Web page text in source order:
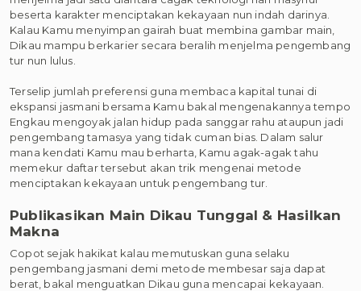
beserta karakter menciptakan kekayaan nun indah darinya.
Kalau Kamu menyimpan gairah buat membina gambar main,
Dikau mampu berkarier secara beralih menjelma pengembang
tur nun lulus.
Terselip jumlah preferensi guna membaca kapital tunai di
ekspansi jasmani bersama Kamu bakal mengenakannya tempo
Engkau mengoyak jalan hidup pada sanggar rahu ataupun jadi
pengembang tamasya yang tidak cuman bias. Dalam salur
mana kendati Kamu mau berharta, Kamu agak-agak tahu
memekur daftar tersebut akan trik mengenai metode
menciptakan kekayaan untuk pengembang tur.
Publikasikan Main Dikau Tunggal & Hasilkan
Makna
Copot sejak hakikat kalau memutuskan guna selaku
pengembang jasmani demi metode membesar saja dapat
berat, bakal menguatkan Dikau guna mencapai kekayaan.